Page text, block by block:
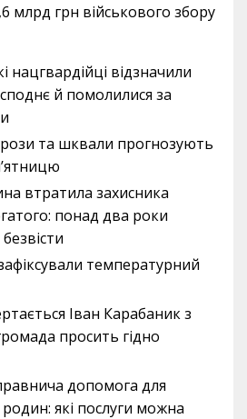
млрд грн військового збору
нацгвардійці відзначили
й помолилися за
та шквали прогнозують
втратила захисника
понад два роки
температурний
Іван Карабаник з
просить гідно
допомога для
родин: які послуги можна